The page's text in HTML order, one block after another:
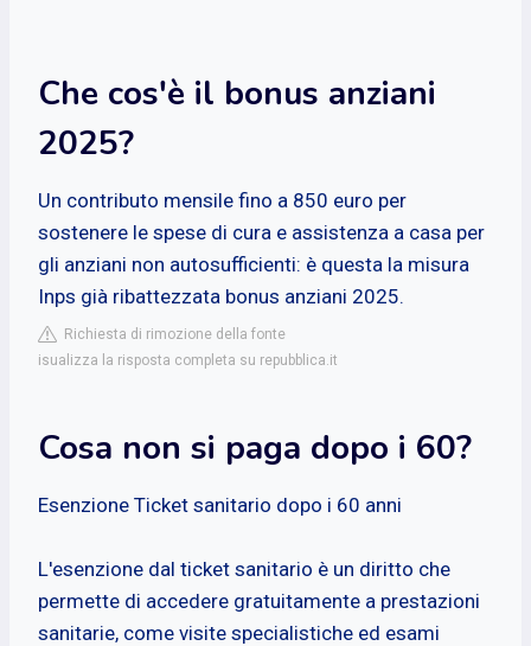
Che cos'è il bonus anziani
2025?
Un contributo mensile fino a 850 euro per
sostenere le spese di cura e assistenza a casa per
gli anziani non autosufficienti: è questa la misura
Inps già ribattezzata bonus anziani 2025.
Richiesta di rimozione della fonte
isualizza la risposta completa su repubblica.it
Cosa non si paga dopo i 60?
Esenzione Ticket sanitario dopo i 60 anni
L'esenzione dal ticket sanitario è un diritto che
permette di accedere gratuitamente a prestazioni
sanitarie, come visite specialistiche ed esami